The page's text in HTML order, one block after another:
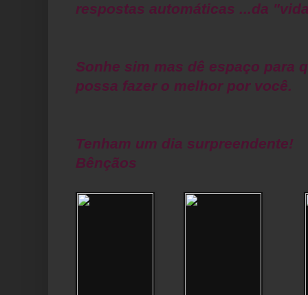
respostas automáticas ...da
Sonhe sim mas dê espaço para
possa fazer o melhor por você.
Tenham um dia surpreendente!
Bênçãos